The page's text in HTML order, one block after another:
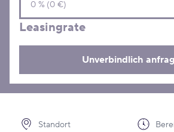
Leasingrate
Unverbindlich
Standort